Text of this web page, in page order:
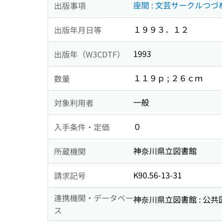
出版事項 座間 : 文芸サークルつづ
出版年月日等 １９９３．１２
出版年（W3CDTF） 1993
数量 １１９ｐ ; ２６ｃｍ
対象利用者 一般
入手条件・定価 ０
所蔵機関 神奈川県立図書館
請求記号
K90.56-13-31
連携機関・データベー
ス
神奈川県立図書館 : 公共